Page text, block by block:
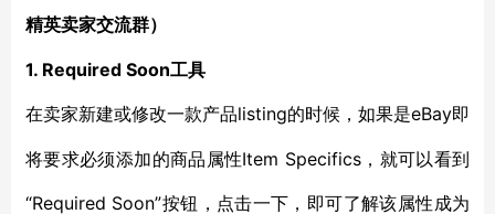
精英卖家交流群）
1. Required Soon工具
在卖家新建或修改一款产品listing的时候，如果是eBay即
将要求必须添加的商品属性Item Specifics，就可以看到
“Required Soon”按钮，点击一下，即可了解该属性成为